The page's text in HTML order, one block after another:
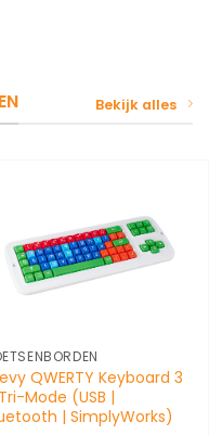
Bekijk alles
QWERTY Keyboard 3
Mode (USB |
| SimplyWorks)